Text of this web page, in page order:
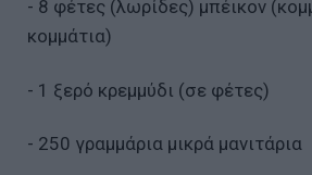
- 8 φέτες (λωρίδες) μπέικον
κομμάτια)
- 1 ξερό κρεμμύδι (σε φέτες)
- 250 γραμμάρια μικρά μανιτάρια